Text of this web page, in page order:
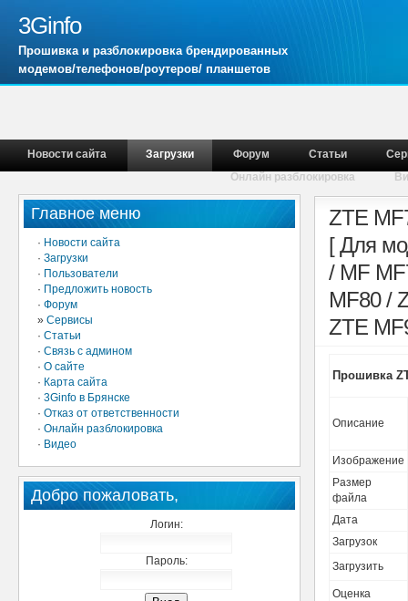
3Ginfo
Прошивка и разблокировка брендированных
модемов/телефонов/роутеров/ планшетов
Новости сайта Загрузки Форум Статьи
Онлайн разблокировка
Главное меню
· Новости сайта
· Загрузки
· Пользователи
· Предложить новость
· Форум
» Сервисы
· Статьи
· Связь с админом
· О сайте
· Карта сайта
· 3Ginfo в Брянске
· Отказ от ответственности
· Онлайн разблокировка
· Видео
Добро пожаловать,
Логин:
Пароль:
ZTE
[ Для
/ MF
MF80 /
ZTE
Прошивка
Описание
Изображение
Размер
файла
Дата
Загрузок
Загрузить
Оценка